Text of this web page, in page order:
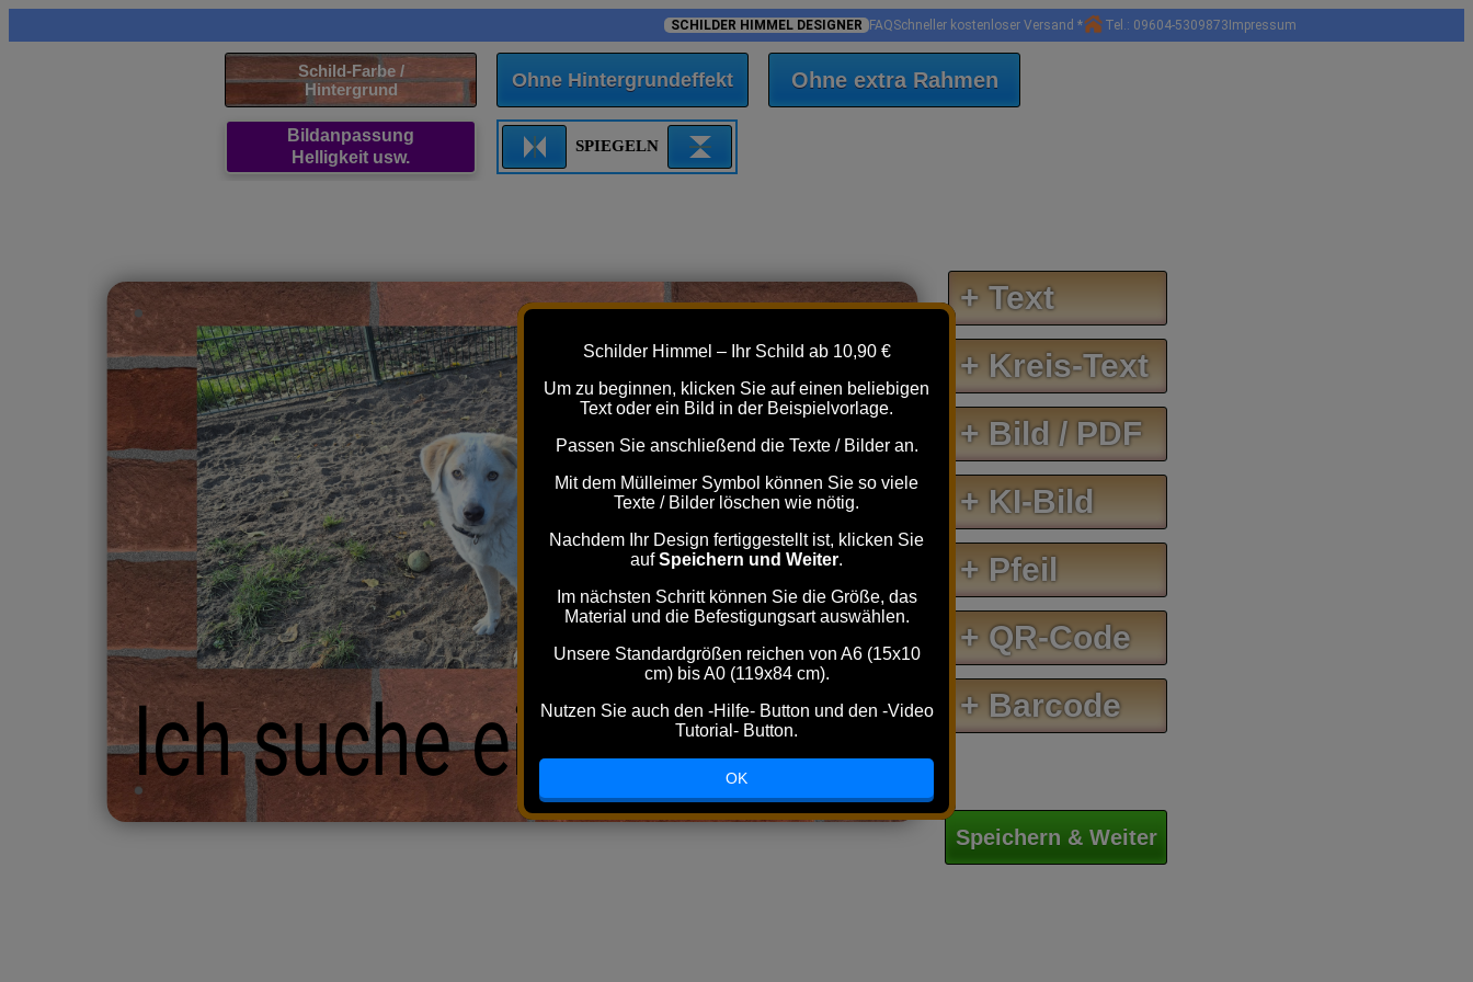
SCHILDER HIMMEL DESIGNER FAQSchneller kostenloser Versand * Tel.: 09604-5309873 Impressum
Schild-Farbe /
Hintergrund
Ohne Hintergrundeffekt Ohne extra Rahmen
Bildanpassung
Helligkeit usw.
SPIEGELN
Ich suche ein Zuhause !
+ Text
+ Kreis-Text
+ Bild / PDF
+ KI-Bild
+ Pfeil
+ QR-Code
+ Barcode
Speichern & Weiter
Schilder Himmel – Ihr Schild ab 10,90 €
Um zu beginnen, klicken Sie auf einen beliebigen
Text oder ein Bild in der Beispielvorlage.
Passen Sie anschließend die Texte / Bilder an.
Mit dem Mülleimer Symbol können Sie so viele
Texte / Bilder löschen wie nötig.
Nachdem Ihr Design fertiggestellt ist, klicken Sie
aufSpeichern und Weiter.
Im nächsten Schritt können Sie die Größe, das
Material und die Befestigungsart auswählen.
Unsere Standardgrößen reichen von A6 (15x10
cm) bis A0 (119x84 cm).
Nutzen Sie auch den -Hilfe- Button und den -Video
Tutorial- Button.
OK